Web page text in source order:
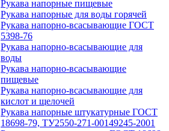
Рукава напорные пищевые
Рукава напорные для воды горячей
Рукава напорно-всасывающие ГОСТ
5398-76
Рукава напорно-всасывающие для
воды
Рукава напорно-всасывающие
пищевые
Рукава напорно-всасывающие для
кислот и щелочей
Рукава напорные штукатурные ГОСТ
18698-79, ТУ2550-271-00149245-2001